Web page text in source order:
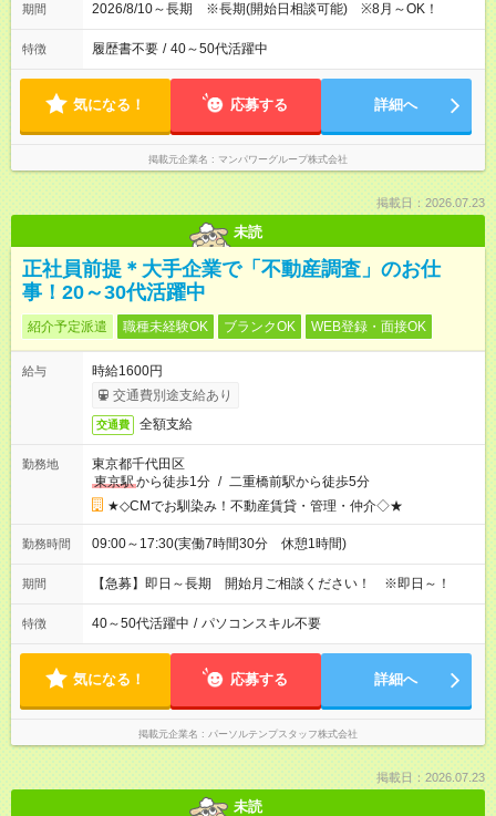
期間 2026/8/10～長期 ※長期(開始日相談可能) ※8月～OK！
特徴 履歴書不要 / 40～50代活躍中
気になる！ 応募する 詳細へ
掲載元企業名 マンパワーグループ株式会社
掲載日：2026.07.23
未読
正社員前提＊大手企業で「不動産調査」のお仕
事！20～30代活躍中
紹介予定派遣 職種未経験OK ブランクOK WEB登録・面接OK
給与
時給1600円
交通費別途支給あり
交通費 全額支給
勤務地
東京都千代田区
東京駅から徒歩1分 / 二重橋前駅から徒歩5分
★◇CMでお馴染み！不動産賃貸・管理・仲介◇★
勤務時間 09:00～17:30(実働7時間30分 休憩1時間)
期間 【急募】即日～長期 開始月ご相談ください！ ※即日～！
特徴 40～50代活躍中 / パソコンスキル不要
気になる！ 応募する 詳細へ
掲載元企業名 パーソルテンプスタッフ株式会社
掲載日：2026.07.23
未読